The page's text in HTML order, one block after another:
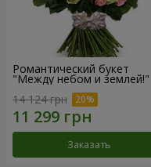
Романтический букет
"Между небом и землей!"
14 124 грн
Заказать